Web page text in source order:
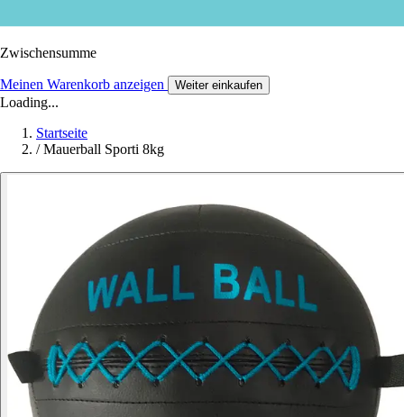
Zwischensumme
Meinen Warenkorb anzeigen Weiter einkaufen
Loading...
Startseite
/ Mauerball Sporti 8kg